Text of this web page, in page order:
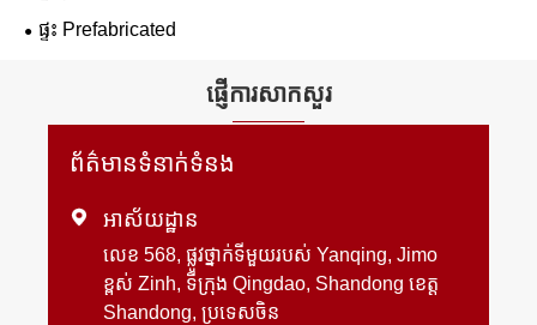
ផ្ទះ Prefabricated
ផ្ញើការសាកសួរ
ព័ត៌មានទំនាក់ទំនង
 អាស័យដ្ឋាន
លេខ 568, ផ្លូវថ្នាក់ទីមួយរបស់ Yanqing, Jimo
ខ្ពស់ Zinh, ទីក្រុង Qingdao, Shandong ខេត្ត
Shandong, ប្រទេសចិន